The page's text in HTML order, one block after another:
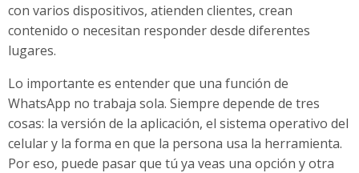
con varios dispositivos, atienden clientes, crean
contenido o necesitan responder desde diferentes
lugares.
Lo importante es entender que una función de
WhatsApp no trabaja sola. Siempre depende de tres
cosas: la versión de la aplicación, el sistema operativo del
celular y la forma en que la persona usa la herramienta.
Por eso, puede pasar que tú ya veas una opción y otra